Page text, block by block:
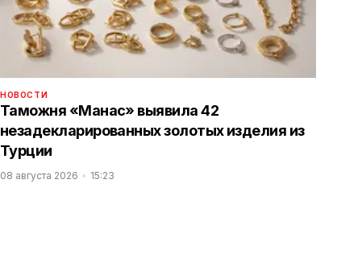
НОВОСТИ
Таможня «Манас» выявила 42
незадекларированных золотых изделия из
Турции
08 августа 2026 15:23